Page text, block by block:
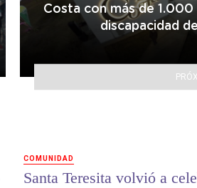
Costa con más de
discapacidad
COMUNIDAD
Santa Teresita volvió a